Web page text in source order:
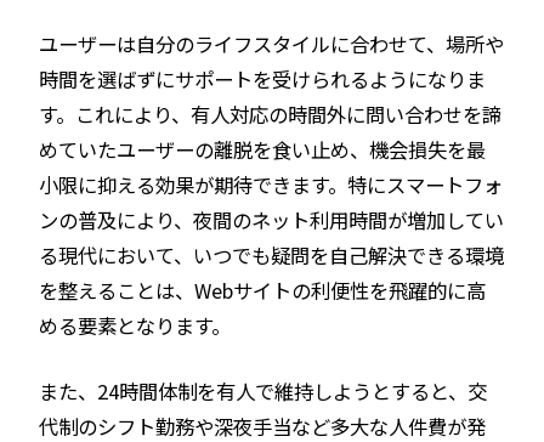
ユーザーは自分のライフスタイルに合わせて、場所や
時間を選ばずにサポートを受けられるようになりま
す。これにより、有人対応の時間外に問い合わせを諦
めていたユーザーの離脱を食い止め、機会損失を最
小限に抑える効果が期待できます。特にスマートフォ
ンの普及により、夜間のネット利用時間が増加してい
る現代において、いつでも疑問を自己解決できる環境
を整えることは、Webサイトの利便性を飛躍的に高
める要素となります。
また、24時間体制を有人で維持しようとすると、交
代制のシフト勤務や深夜手当など多大な人件費が発